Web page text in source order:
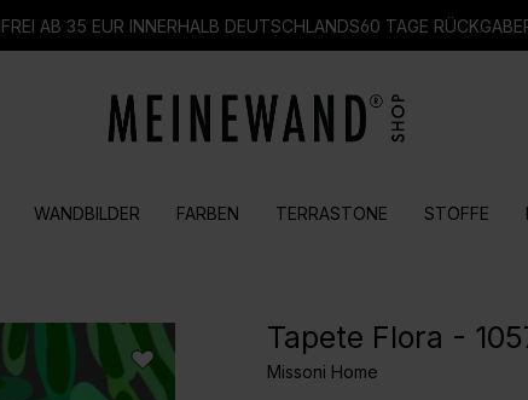
AB 35 EUR INNERHALB DEUTSCHLANDS60 TAGE
WANDBILDER FARBEN TERRASTONE STOFFE
Tapete Flora -
Missoni Home